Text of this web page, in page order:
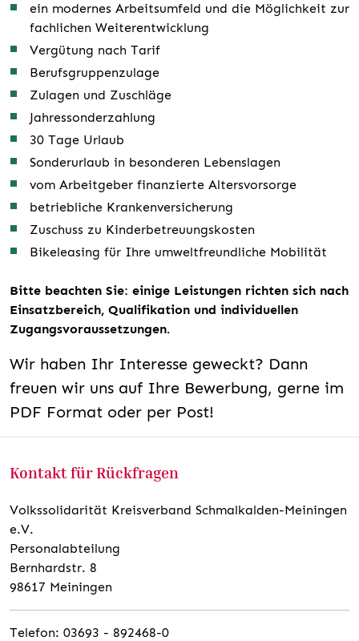
ein modernes Arbeitsumfeld und die Möglichkeit zur
fachlichen Weiterentwicklung
Vergütung nach Tarif
Berufsgruppenzulage
Zulagen und Zuschläge
Jahressonderzahlung
30 Tage Urlaub
Sonderurlaub in besonderen Lebenslagen
vom Arbeitgeber finanzierte Altersvorsorge
betriebliche Krankenversicherung
Zuschuss zu Kinderbetreuungskosten
Bikeleasing für Ihre umweltfreundliche Mobilität
Bitte beachten Sie: einige Leistungen richten sich nach
Einsatzbereich, Qualifikation und individuellen
Zugangsvoraussetzungen.
Wir haben Ihr Interesse geweckt? Dann
freuen wir uns auf Ihre Bewerbung, gerne im
PDF Format oder per Post!
Kontakt für Rückfragen
Volkssolidarität Kreisverband Schmalkalden-Meiningen
e.V.
Personalabteilung
Bernhardstr. 8
98617 Meiningen
Telefon: 03693 - 892468-0